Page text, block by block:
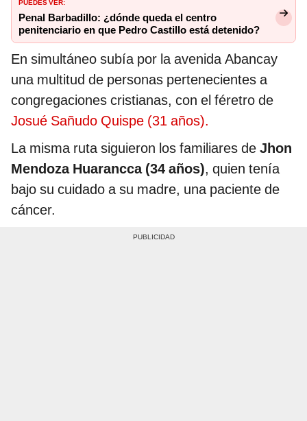
Penal Barbadillo: ¿dónde queda el centro
penitenciario en que Pedro Castillo está detenido?
En simultáneo subía por la avenida Abancay
una multitud de personas pertenecientes a
congregaciones cristianas, con el féretro de
Josué Sañudo Quispe (31 años).
La misma ruta siguieron los familiares de Jhon
Mendoza Huarancca (34 años), quien tenía
bajo su cuidado a su madre, una paciente de
cáncer.